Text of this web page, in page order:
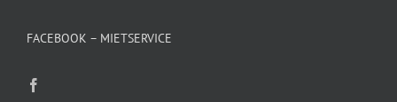
FACEBOOK – MIETSERVICE